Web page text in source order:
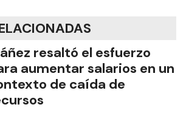
resaltó el esfuerzo
aumentar salarios en un
de caída de